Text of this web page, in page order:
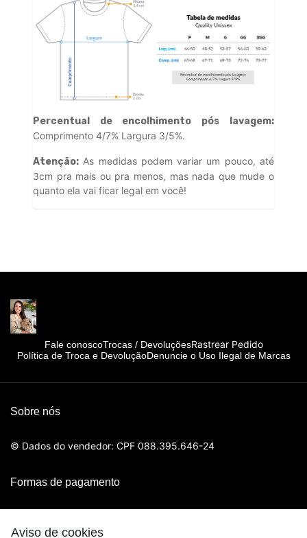
Percentual de encolhimento pós lavagem:
Comprimento 4/7% Largura 3/5%.
Atenção: As medidas podem variar um pouco, até
3cm pra mais ou pra menos, mas nada que mude o
quanto ela vai ficar legal em você!
Aviso de cookies
Fale conoscoTrocas / DevoluçõesRastrear Pedido
Política de Troca e DevoluçãoDenuncie o Uso Ilegal de Marcas
Sobre nós
© Dados do vendedor: CPF 088.395.646-24
Formas de pagamento